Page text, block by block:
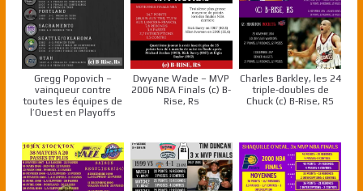
Gregg Popovich –
vainqueur contre
toutes les équipes de
l’Ouest en Playoffs
Dwyane Wade – MVP
2006 NBA Finals (c) B-
Rise, Rs
Charles Barkley, les 24
triple-doubles de
Chuck (c) B-Rise, RS